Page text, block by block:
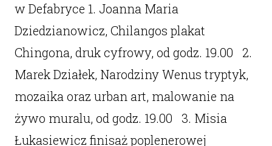
w Defabryce 1. Joanna Maria
Dziedzianowicz, Chilangos plakat
Chingona, druk cyfrowy, od godz. 19.00 2.
Marek Działek, Narodziny Wenus tryptyk,
mozaika oraz urban art, malowanie na
żywo muralu, od godz. 19.00 3. Misia
Łukasiewicz finisaż poplenerowej